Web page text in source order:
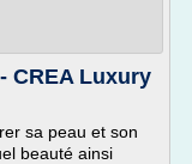
CREA Luxury
sa peau et son
beauté ainsi